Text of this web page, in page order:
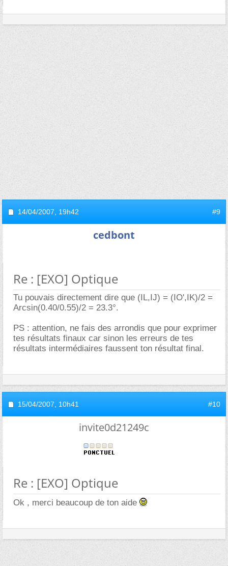
14/04/2007, 19h42 #9
cedbont
Re : [EXO] Optique
Tu pouvais directement dire que (IL,IJ) = (IO',IK)/2 =
Arcsin(0.40/0.55)/2 = 23.3°.
PS : attention, ne fais des arrondis que pour exprimer
tes résultats finaux car sinon les erreurs de tes
résultats intermédiaires faussent ton résultat final.
15/04/2007, 10h41 #10
invite0d21249c
Re : [EXO] Optique
Ok , merci beaucoup de ton aide